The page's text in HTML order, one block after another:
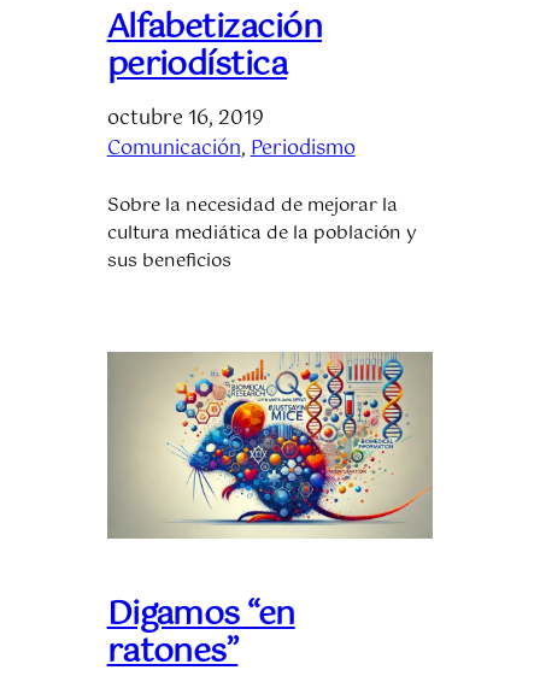
Alfabetización
periodística
octubre 16, 2019
Comunicación, Periodismo
Sobre la necesidad de mejorar la
cultura mediática de la población y
sus beneficios
Digamos “en
ratones”